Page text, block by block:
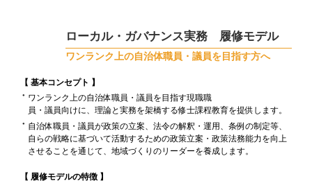
ローカル・ガバナンス実務 履修モデル
ワンランク上の自治体職員・議員を目指す方へ
【 基本コンセプト 】
ワンランク上の自治体職員・議員を目指す現職職
員・議員向けに、理論と実務を架橋する修士課程教育を提供します。
自治体職員・議員が政策の立案、法令の解釈・運用、条例の制定等、
自らの戦略に基づいて活動するための政策立案・政策法務能力を向上
させることを通じて、地域づくりのリーダーを養成します。
【 履修モデルの特徴 】